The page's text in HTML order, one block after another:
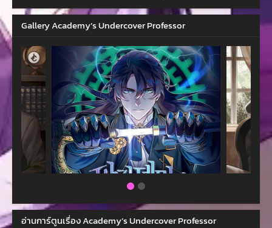
Gallery Academy’s Undercover Professor
อ่านการ์ตูนเรื่อง Academy’s Undercover Professor